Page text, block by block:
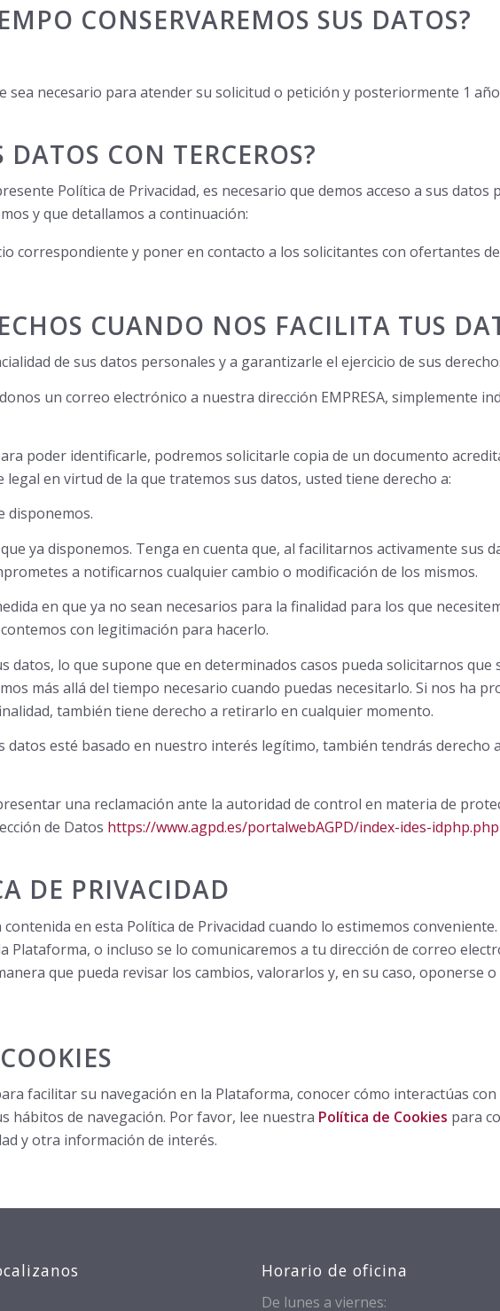
CONSERVAREMOS SUS DATOS?
necesario para atender su solicitud o petición y posteriormente 1
CON TERCEROS?
Política de Privacidad, es necesario que demos acceso a sus
y que detallamos a continuación:
correspondiente y poner en contacto a los solicitantes con ofertantes
CUANDO NOS FACILITA TUS
de sus datos personales y a garantizarle el ejercicio de sus
un correo electrónico a nuestra dirección EMPRESA, simplemente
poder identificarle, podremos solicitarle copia de un documento
en virtud de la que tratemos sus datos, usted tiene derecho a:
disponemos.
ya disponemos. Tenga en cuenta que, al facilitarnos activamente sus
a notificarnos cualquier cambio o modificación de los mismos.
en que ya no sean necesarios para la finalidad para los que
con legitimación para hacerlo.
datos, lo que supone que en determinados casos pueda solicitarnos
más allá del tiempo necesario cuando puedas necesitarlo. Si nos ha
también tiene derecho a retirarlo en cualquier momento.
esté basado en nuestro interés legítimo, también tendrás derecho
una reclamación ante la autoridad de control en materia de
de Datos https://www.agpd.es/portalwebAGPD/index-ides-idphp.php
DE PRIVACIDAD
en esta Política de Privacidad cuando lo estimemos
Plataforma, o incluso se lo comunicaremos a tu dirección de correo
que pueda revisar los cambios, valorarlos y, en su caso, oponerse
facilitar su navegación en la Plataforma, conocer cómo interactúas
hábitos de navegación. Por favor, lee nuestra Política de Cookies para
y otra información de interés.
Horario de oficina
De lunes a viernes: